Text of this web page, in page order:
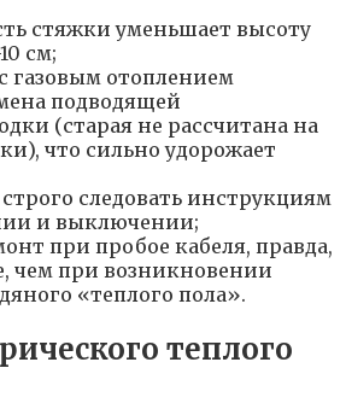
стяжки уменьшает высоту
см;
газовым отоплением
подводящей
(старая не рассчитана на
что сильно удорожает
следовать инструкциям
и выключении;
при пробое кабеля, правда,
чем при возникновении
«теплого пола».
теплого